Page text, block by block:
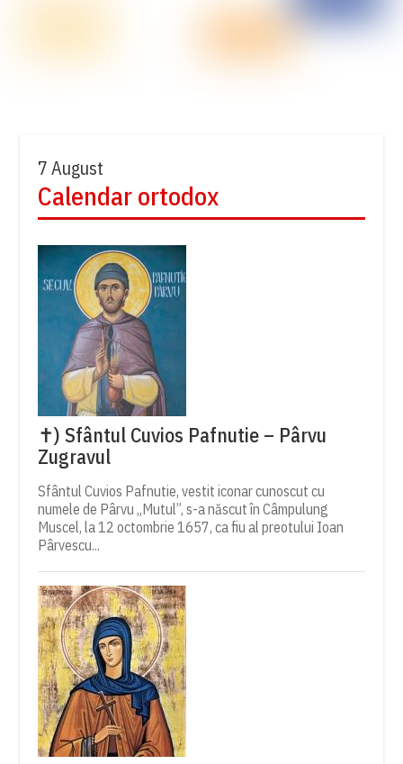
7 August
Calendar ortodox
✝) Sfântul Cuvios Pafnutie – Pârvu
Zugravul
Sfântul Cuvios Pafnutie, vestit iconar cunoscut cu
numele de Pârvu „Mutul”, s-a născut în Câmpulung
Muscel, la 12 octombrie 1657, ca fiu al preotului Ioan
Pârvescu...